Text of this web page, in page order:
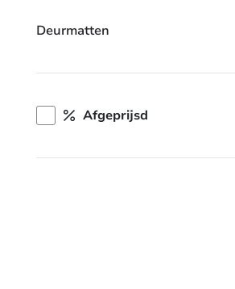
Deurmatten
Afgeprijsd